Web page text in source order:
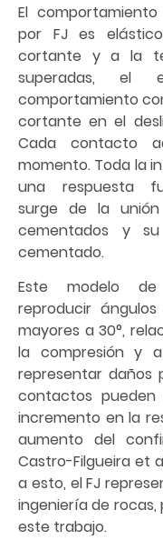
El
por FJ es
cortante y a la
superadas, el
comportamiento
cortante en el
Cada contacto
momento. Toda la
una respuesta
surge de la
cementados y
cementado.
Este modelo de
reproducir
mayores a 30°,
la compresión y
representar daños
contactos pueden
incremento en la
aumento del
Castro-Filgueira et
a esto, el FJ
ingeniería de rocas,
este trabajo.